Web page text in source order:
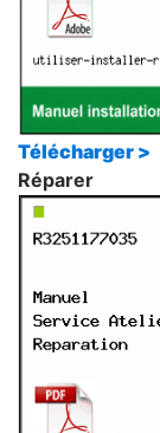
Télécharger >
Réparer